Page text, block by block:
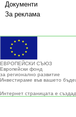
Документи
За реклама
ЕВРОПЕЙСКИ СЪЮЗ
Европейски фонд
за регионално развитие
Инвестираме във вашето
Интернет страницата е